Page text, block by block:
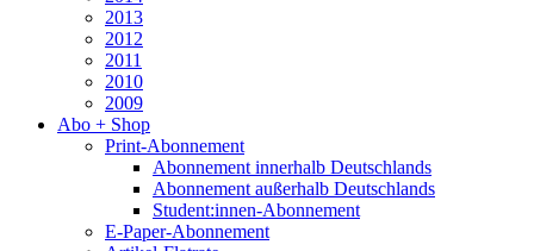
2013
2012
2011
2010
2009
Abo + Shop
Print-Abonnement
Abonnement innerhalb Deutschlands
Abonnement außerhalb Deutschlands
Student:innen-Abonnement
E-Paper-Abonnement